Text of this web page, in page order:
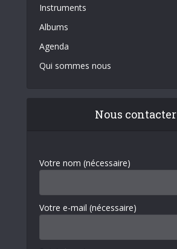
Instruments
Albums
Agenda
Qui sommes nous
Nous contacter
Votre nom (nécessaire)
Votre e-mail (nécessaire)